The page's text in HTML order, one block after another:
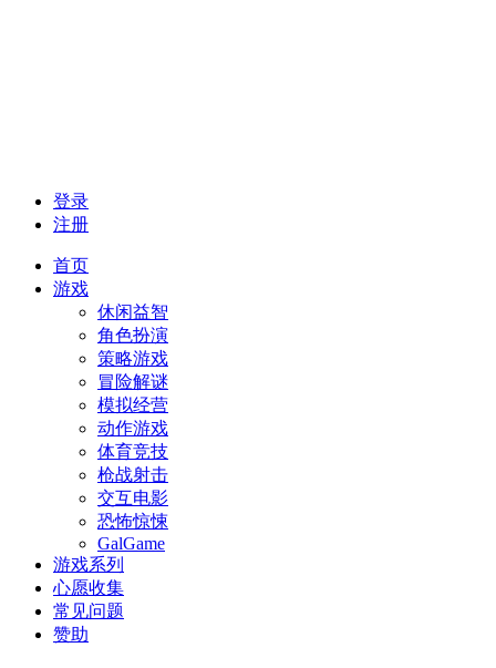
登录
注册
首页
游戏
休闲益智
角色扮演
策略游戏
冒险解谜
模拟经营
动作游戏
体育竞技
枪战射击
交互电影
恐怖惊悚
GalGame
游戏系列
心愿收集
常见问题
赞助